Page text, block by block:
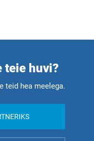
teie huvi?
teid hea meelega.